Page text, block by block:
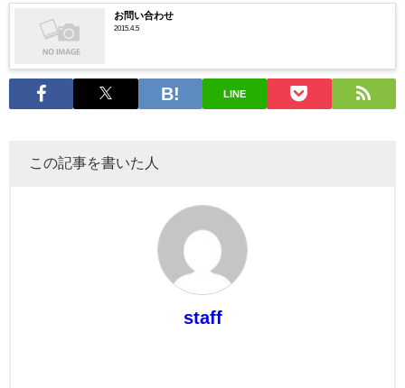
お問い合わせ
2015.4.5
LINE
この記事を書いた人
staff